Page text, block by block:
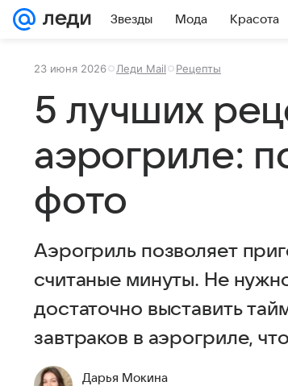
Звезды Мода Красота
23 июня 2026 Леди Mail Рецепты
5 лучших
аэрогриле:
фото
Аэрогриль позволяет
считаные минуты. Не
достаточно выставить
завтраков в аэрогриле,
Дарья Мокина